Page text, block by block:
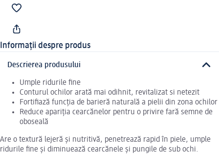
Informații despre produs
Descrierea produsului
Umple ridurile fine
Conturul ochilor arată mai odihnit, revitalizat si netezit
Fortifiază funcția de barieră naturală a pielii din zona ochilor
Reduce apariția cearcănelor pentru o privire fară semne de
oboseală
Are o textură lejeră și nutritivă, penetrează rapid în piele, umple
ridurile fine și diminuează cearcănele și pungile de sub ochi.